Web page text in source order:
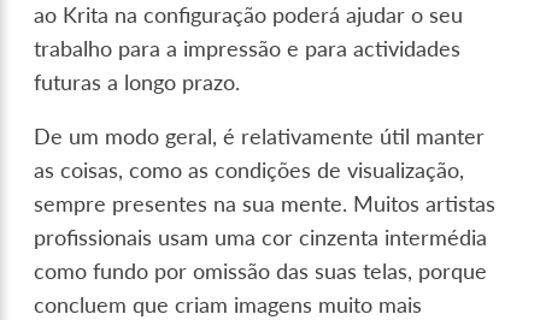
ao Krita na configuração poderá ajudar o seu
trabalho para a impressão e para actividades
futuras a longo prazo.
De um modo geral, é relativamente útil manter
as coisas, como as condições de visualização,
sempre presentes na sua mente. Muitos artistas
profissionais usam uma cor cinzenta intermédia
como fundo por omissão das suas telas, porque
concluem que criam imagens muito mais